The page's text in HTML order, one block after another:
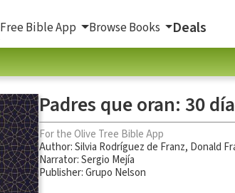
Free Bible App Browse Books Deals
Padres que oran: 30
For the Olive Tree Bible App
Author:Silvia Rodríguez de Franz, Donald
Narrator:Sergio Mejía
Publisher: Grupo Nelson